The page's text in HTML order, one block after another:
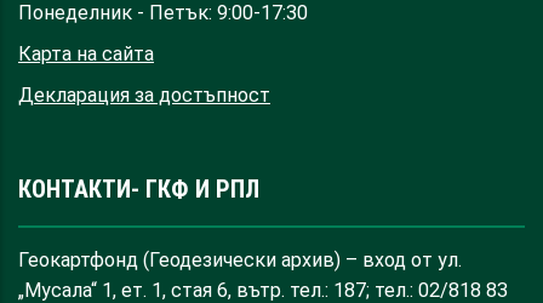
Понеделник - Петък: 9:00-17:30
Карта на сайта
Декларация за достъпност
КОНТАКТИ- ГКФ И РПЛ
Геокартфонд (Геодезически архив) – вход от ул.
„Мусала“ 1, ет. 1, стая 6, вътр. тел.: 187; тел.: 02/818 83